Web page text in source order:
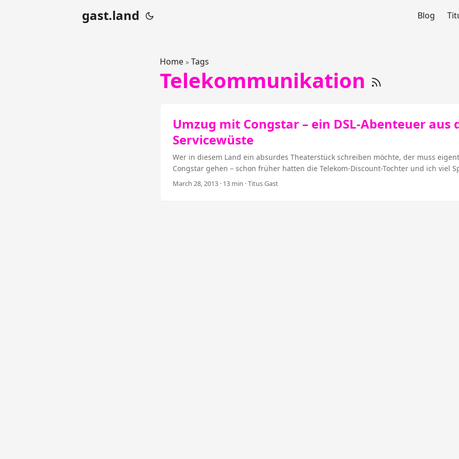
gast.land Blog
Home » Tags
Telekommunikation
Umzug mit Congstar – ein DSL-Abenteuer aus
Servicewüste
Wer in diesem Land ein absurdes Theaterstück schreiben möchte, der muss
Congstar gehen – schon früher hatten die Telekom-Discount-Tochter und ich viel
andere erlebten auch ihre Congstar-Odyssee. Trotz allem wollte ich meinen DSL-
March 28, 2013 · 13 min · Titus Gast